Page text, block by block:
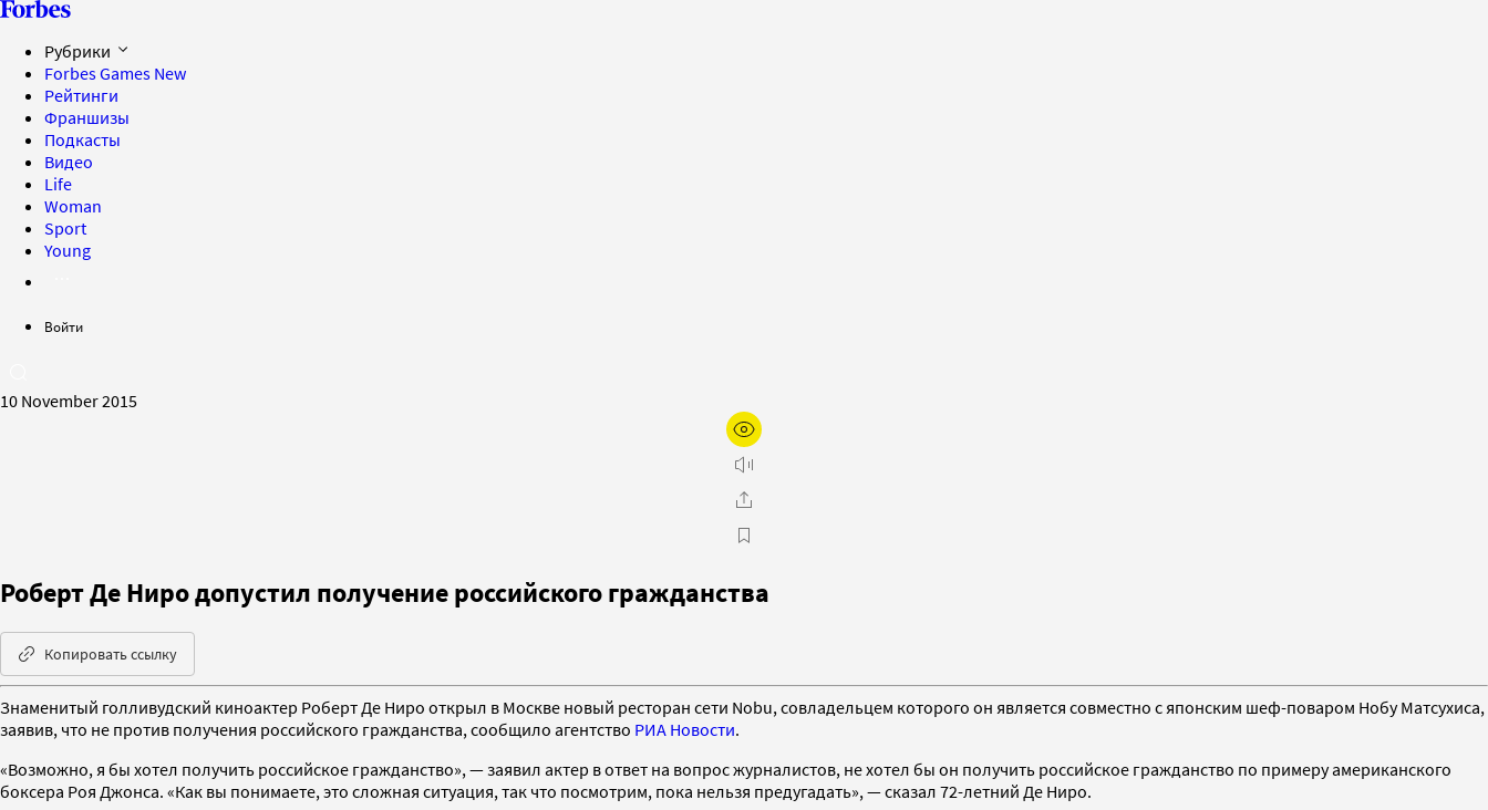
Рубрики
Forbes Games New
Рейтинги
Франшизы
Подкасты
Видео
Life
Woman
Sport
Young
Войти
10 November 2015
Роберт Де Ниро допустил получение российского гражданства
Копировать ссылку
Знаменитый голливудский киноактер Роберт Де Ниро открыл в Москве новый ресторан сети Nobu, совладельцем которого он является совместно с японским шеф-поваром Нобу Матсухиса,
заявив, что не против получения российского гражданства, сообщило агентство РИА Новости.
«Возможно, я бы хотел получить российское гражданство», — заявил актер в ответ на вопрос журналистов, не хотел бы он получить российское гражданство по примеру американского
боксера Роя Джонса. «Как вы понимаете, это сложная ситуация, так что посмотрим, пока нельзя предугадать», — сказал 72-летний Де Ниро.